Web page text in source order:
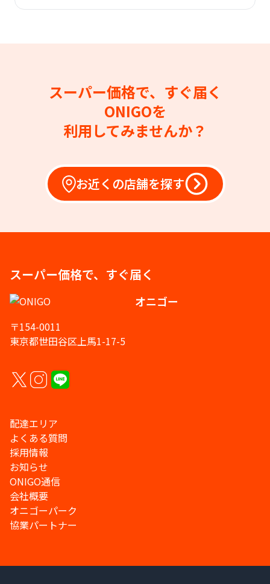
スーパー価格で、すぐ届く
ONIGOを
利用してみませんか？
お近くの店舗を探す
スーパー価格で、すぐ届く
オニゴー
〒154-0011
東京都世田谷区上馬1-17-5
配達エリア
よくある質問
採用情報
お知らせ
ONIGO通信
会社概要
オニゴーパーク
協業パートナー